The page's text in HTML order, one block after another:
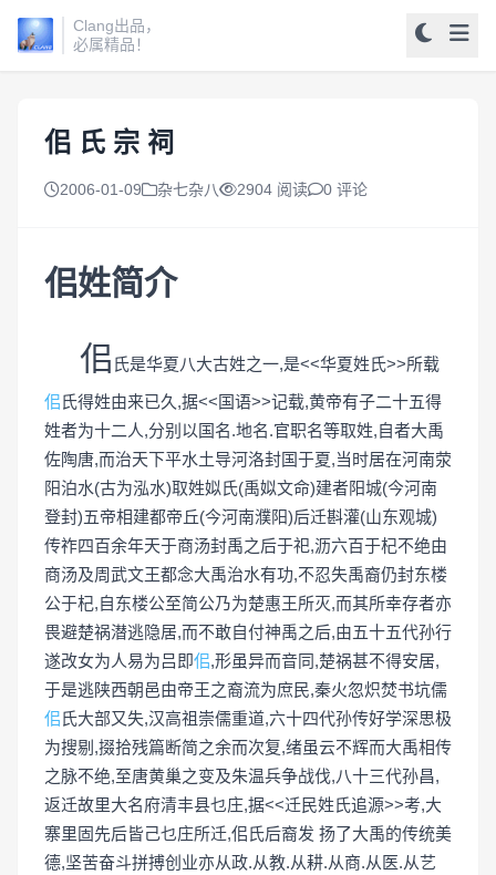
Clang出品，
必属精品！
佀 氏 宗 祠
2006-01-09 杂七杂八 2904 阅读 0 评论
佀姓简介
佀 氏是华夏八大古姓之一,是<<华夏姓氏>>所载
佀氏得姓由来已久,据<<国语>>记载,黄帝有子二十五得
姓者为十二人,分别以国名.地名.官职名等取姓,自者大禹
佐陶唐,而治天下平水土导河洛封国于夏,当时居在河南荥
阳泊水(古为泓水)取姓姒氏(禹姒文命)建者阳城(今河南
登封)五帝相建都帝丘(今河南濮阳)后迁斟灌(山东观城)
传祚四百余年天于商汤封禹之后于祀,沥六百于杞不绝由
商汤及周武文王都念大禹治水有功,不忍失禹裔仍封东楼
公于杞,自东楼公至简公乃为楚惠王所灭,而其所幸存者亦
畏避楚祸潜逃隐居,而不敢自付神禹之后,由五十五代孙行
遂改女为人易为吕即佀,形虽异而音同,楚祸甚不得安居,
于是逃陕西朝邑由帝王之裔流为庶民,秦火忽炽焚书坑儒
佀氏大部又失,汉高祖崇儒重道,六十四代孙传好学深思极
为搜剔,掇拾残篇断简之余而次复,绪虽云不辉而大禹相传
之脉不绝,至唐黄巢之变及朱温兵争战伐,八十三代孙昌,
返迁故里大名府清丰县乜庄,据<<迁民姓氏追源>>考,大
寨里固先后皆己乜庄所迁,佀氏后裔发 扬了大禹的传统美
德,坚苦奋斗拼搏创业亦从政.从教.从耕.从商.从医.从艺